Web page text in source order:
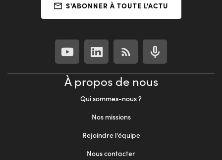
S'ABONNER À TOUTE L'ACTU
À propos de nous
Qui sommes-nous ?
Nos missions
Rejoindre l'équipe
Nous contacter